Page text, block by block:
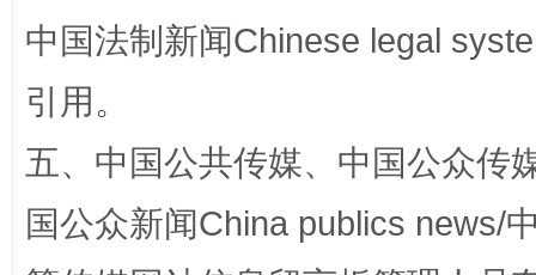
中国法制新闻Chinese legal
引用。
五、中国公共传媒、中国公众传
国公众新闻China publics news/